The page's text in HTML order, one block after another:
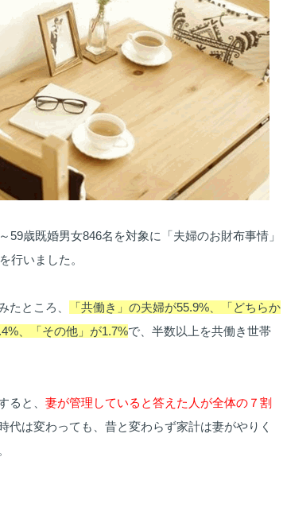
59歳既婚男女846名を対象に「夫婦のお財布事情」
行いました。
たところ、
「共働き」の夫婦が55.9%、「どちらか
、「その他」が1.7%で、半数以上を共働き世帯
ると、 妻が管理していると答えた人が全体の７割
代は変わっても、昔と変わらず家計は妻がやりく